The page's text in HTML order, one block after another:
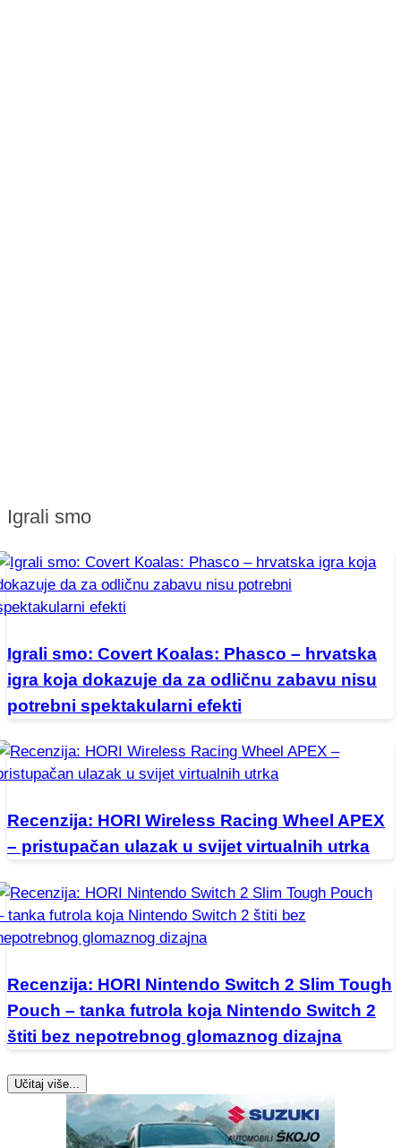
Igrali smo
Igrali smo: Covert Koalas: Phasco – hrvatska
igra koja dokazuje da za odličnu zabavu nisu
potrebni spektakularni efekti
Recenzija: HORI Wireless Racing Wheel APEX
– pristupačan ulazak u svijet virtualnih utrka
Recenzija: HORI Nintendo Switch 2 Slim Tough
Pouch – tanka futrola koja Nintendo Switch 2
štiti bez nepotrebnog glomaznog dizajna
Učitaj više...